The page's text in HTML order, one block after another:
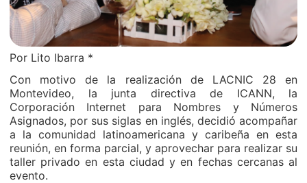
Por Lito Ibarra *
Con motivo de la realización de LACNIC 28 en
Montevideo, la junta directiva de ICANN, la
Corporación Internet para Nombres y Números
Asignados, por sus siglas en inglés, decidió acompañar
a la comunidad latinoamericana y caribeña en esta
reunión, en forma parcial, y aprovechar para realizar su
taller privado en esta ciudad y en fechas cercanas al
evento.